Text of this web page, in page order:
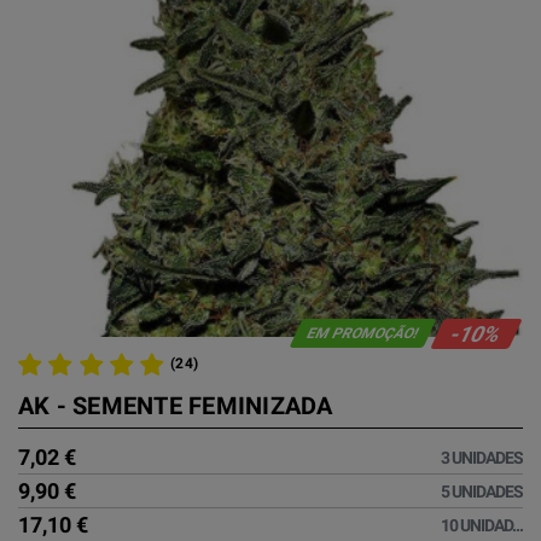
EM PROMOÇÃO! -10%
(24)
AK - SEMENTE FEMINIZADA
7,02 € 3 UNIDADES
9,90 € 5 UNIDADES
17,10 € 10 UNIDAD...